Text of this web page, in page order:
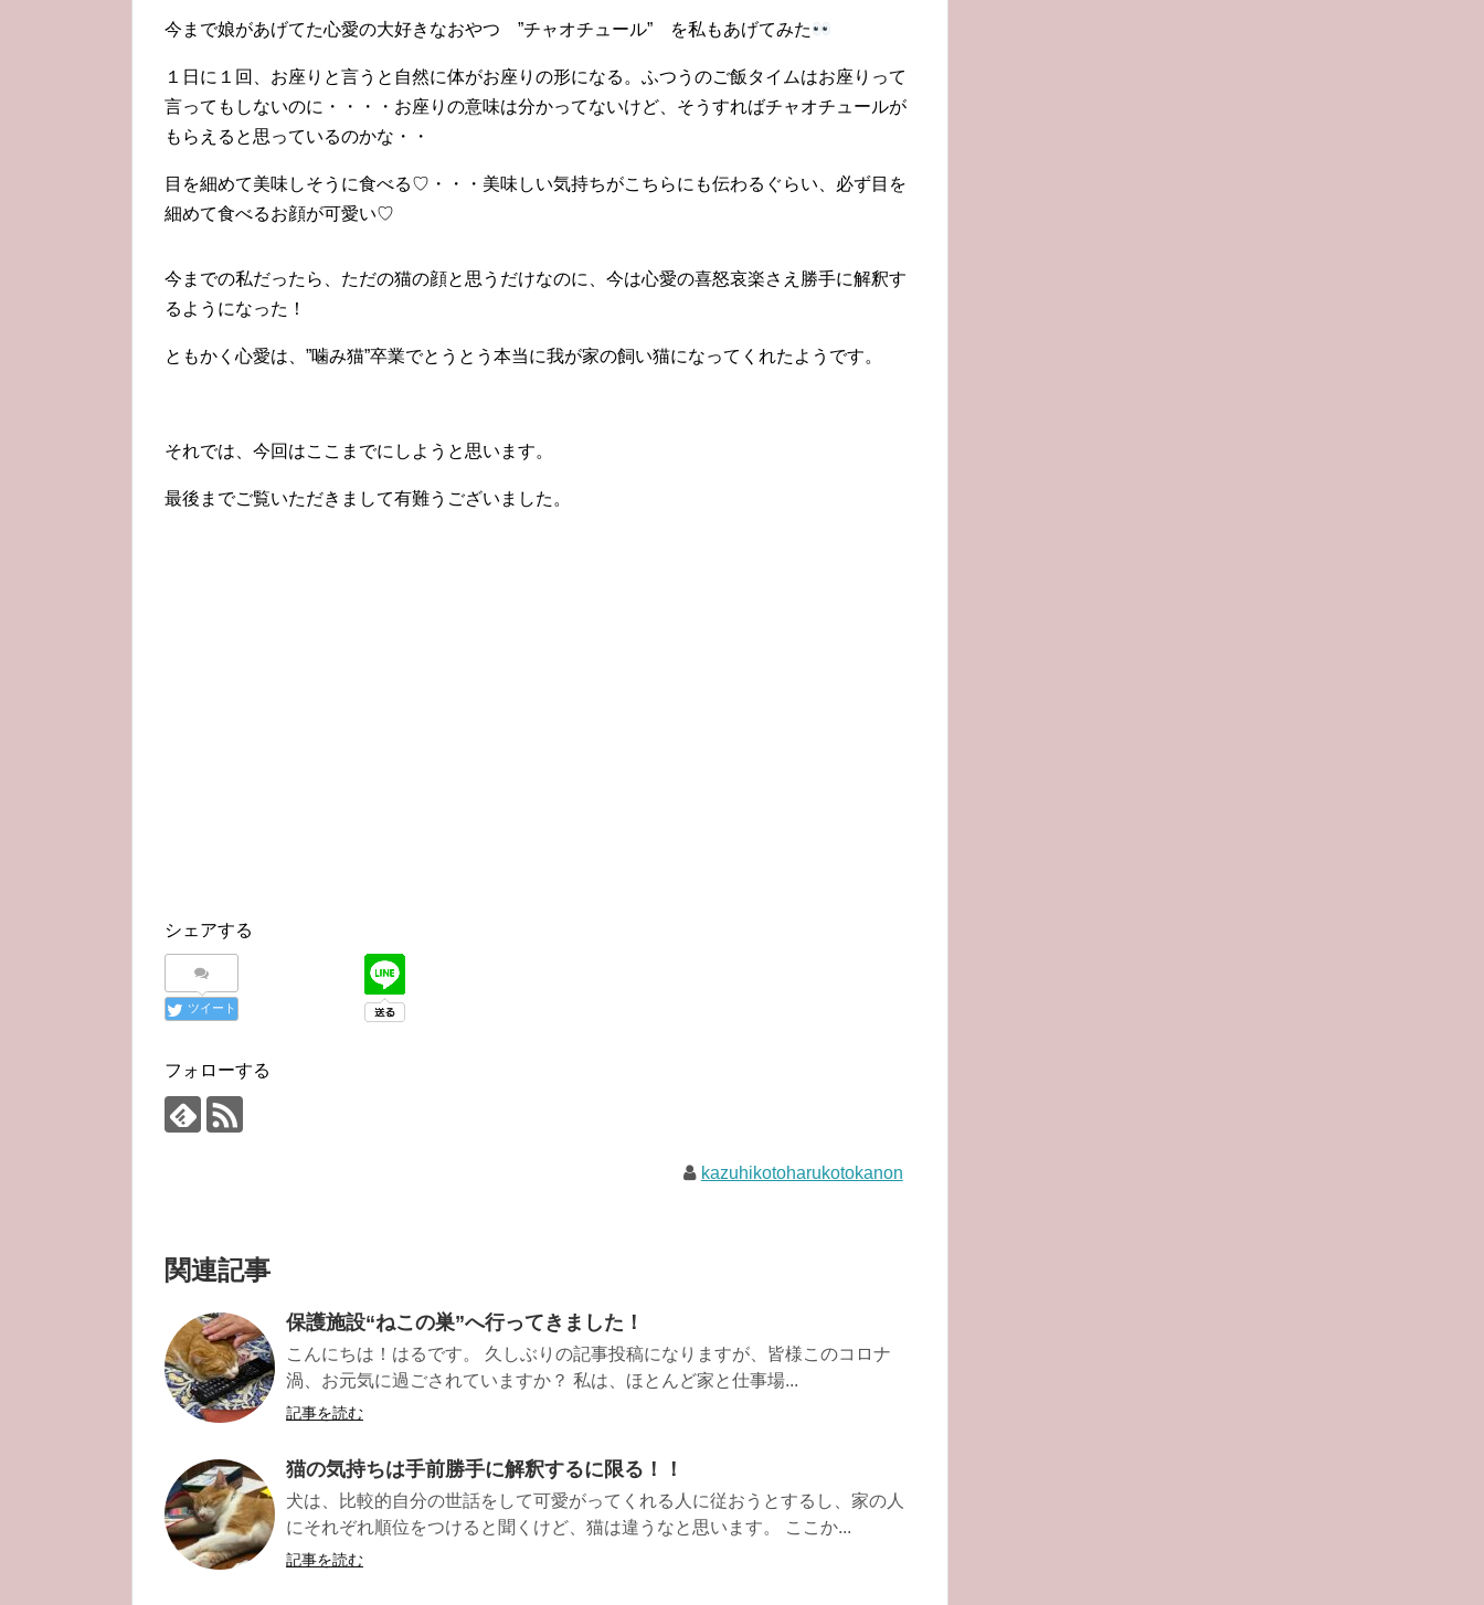
今まで娘があげてた心愛の大好きなおやつ ”チャオチュール” を私もあげてみた
１日に１回、お座りと言うと自然に体がお座りの形になる。ふつうのご飯タイムはお座りって
言ってもしないのに・・・・お座りの意味は分かってないけど、そうすればチャオチュールが
もらえると思っているのかな・・
目を細めて美味しそうに食べる♡・・・美味しい気持ちがこちらにも伝わるぐらい、必ず目を
細めて食べるお顔が可愛い♡
今までの私だったら、ただの猫の顔と思うだけなのに、今は心愛の喜怒哀楽さえ勝手に解釈す
るようになった！
ともかく心愛は、”噛み猫”卒業でとうとう本当に我が家の飼い猫になってくれたようです。
それでは、今回はここまでにしようと思います。
最後までご覧いただきまして有難うございました。
シェアする
ツイート
フォローする
kazuhikotoharukotokanon
関連記事
保護施設“ねこの巣”へ行ってきました！
こんにちは！はるです。 久しぶりの記事投稿になりますが、皆様このコロナ
渦、お元気に過ごされていますか？ 私は、ほとんど家と仕事場...
記事を読む
猫の気持ちは手前勝手に解釈するに限る！！
犬は、比較的自分の世話をして可愛がってくれる人に従おうとするし、家の人
にそれぞれ順位をつけると聞くけど、猫は違うなと思います。 ここか...
記事を読む